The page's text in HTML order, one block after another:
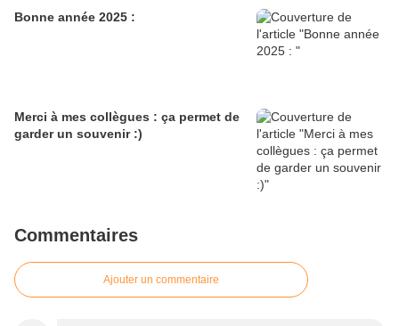
Bonne année 2025 :
Merci à mes collègues : ça permet de
garder un souvenir :)
Commentaires
Ajouter un commentaire